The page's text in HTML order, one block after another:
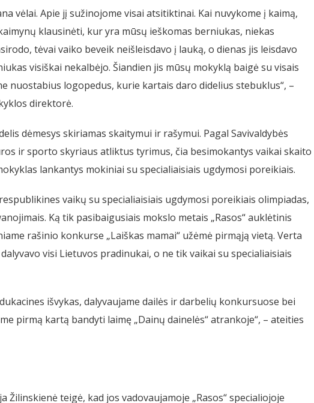
vėlai. Apie jį sužinojome visai atsitiktinai. Kai nuvykome į kaimą,
klausinėti, kur yra mūsų ieškomas berniukas, niekas
tėvai vaiko beveik neišleisdavo į lauką, o dienas jis leisdavo
visiškai nekalbėjo. Šiandien jis mūsų mokyklą baigė su visais
nuostabius logopedus, kurie kartais daro didelius stebuklus“, –
direktorė.
dėmesys skiriamas skaitymui ir rašymui. Pagal Savivaldybės
ir sporto skyriaus atliktus tyrimus, čia besimokantys vaikai skaito
lankantys mokiniai su specialiaisiais ugdymosi poreikiais.
vaikų su specialiaisiais ugdymosi poreikiais olimpiadas,
Ką tik pasibaigusiais mokslo metais „Rasos“ auklėtinis
rašinio konkurse „Laiškas mamai“ užėmė pirmąją vietą. Verta
visi Lietuvos pradinukai, o ne tik vaikai su specialiaisiais
išvykas, dalyvaujame dailės ir darbelių konkursuose bei
pirmą kartą bandyti laimę „Dainų dainelės“ atrankoje“, – ateities
teigė, kad jos vadovaujamoje „Rasos“ specialiojoje